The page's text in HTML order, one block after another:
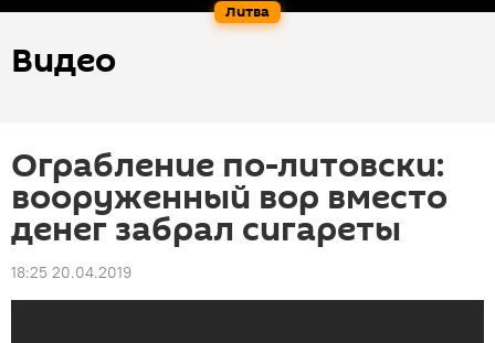
Литва
Видео
Ограбление по-литовски:
вооруженный вор вместо
денег забрал сигареты
18:25 20.04.2019